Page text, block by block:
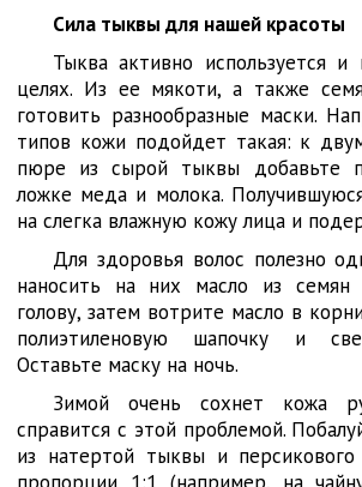
Сила тыквы для нашей красоты
Тыква активно используется и
целях. Из ее мякоти, а также
готовить разнообразные маски.
типов кожи подойдет такая: к
пюре из сырой тыквы добавьте
ложке меда и молока.
на слегка влажную кожу лица и
Для здоровья волос полезно
наносить на них масло из
голову, затем вотрите масло в
полиэтиленовую шапочку и
Оставьте маску на ночь.
Зимой очень сохнет кожа
справится с этой проблемой.
из натертой тыквы и